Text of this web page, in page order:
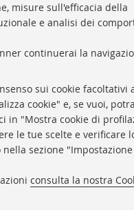
misure sull'efficacia della
e analisi dei
continuerai la
sui cookie facoltativi
cookie" e, se vuoi,
in "Mostra cookie di
le tue scelte e verificare
sezione
consulta la nostra
prof. Roberto Balzani
Maria Pia Torricelli
di Bologna
Bologna (BO)